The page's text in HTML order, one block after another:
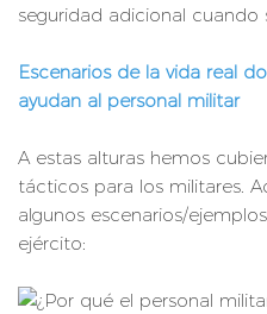
seguridad adicional cuando
Escenarios de la vida real
ayudan al personal militar
A estas alturas hemos
tácticos para los militares.
algunos escenarios/
ejército: